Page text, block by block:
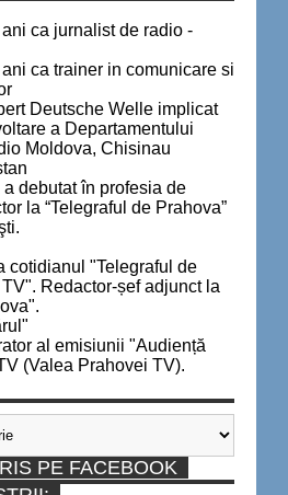
ca jurnalist de radio -
ca trainer in comunicare si
Deutsche Welle implicat
a Departamentului
Moldova, Chisinau
a debutat în profesia de
la “Telegraful de Prahova”
cotidianul "Telegraful de
Redactor-șef adjunct la
al emisiunii "Audiență
(Valea Prahovei TV).
PE FACEBOOK